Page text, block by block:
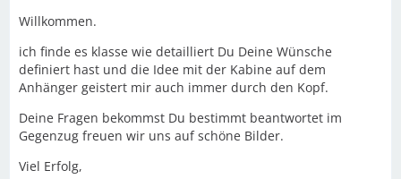
Willkommen.
ich finde es klasse wie detailliert Du Deine Wünsche
definiert hast und die Idee mit der Kabine auf dem
Anhänger geistert mir auch immer durch den Kopf.
Deine Fragen bekommst Du bestimmt beantwortet im
Gegenzug freuen wir uns auf schöne Bilder.
Viel Erfolg,